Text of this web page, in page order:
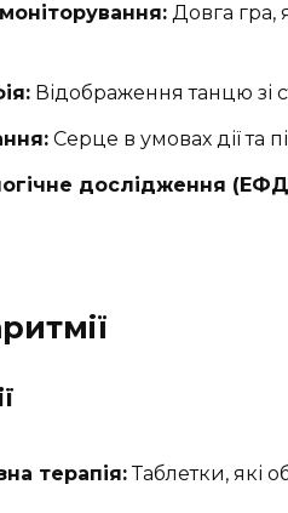
Довга гра,
Відображення танцю зі
Серце в умовах дії та
дослідження
терапія:Таблетки, які